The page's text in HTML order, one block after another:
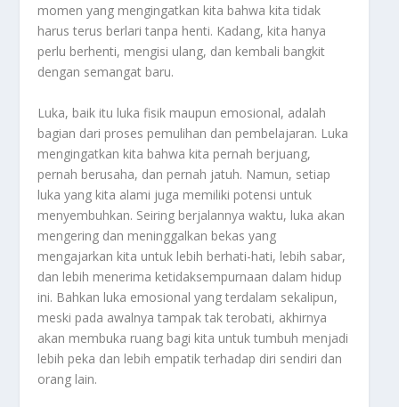
momen yang mengingatkan kita bahwa kita tidak
harus terus berlari tanpa henti. Kadang, kita hanya
perlu berhenti, mengisi ulang, dan kembali bangkit
dengan semangat baru.
Luka, baik itu luka fisik maupun emosional, adalah
bagian dari proses pemulihan dan pembelajaran. Luka
mengingatkan kita bahwa kita pernah berjuang,
pernah berusaha, dan pernah jatuh. Namun, setiap
luka yang kita alami juga memiliki potensi untuk
menyembuhkan. Seiring berjalannya waktu, luka akan
mengering dan meninggalkan bekas yang
mengajarkan kita untuk lebih berhati-hati, lebih sabar,
dan lebih menerima ketidaksempurnaan dalam hidup
ini. Bahkan luka emosional yang terdalam sekalipun,
meski pada awalnya tampak tak terobati, akhirnya
akan membuka ruang bagi kita untuk tumbuh menjadi
lebih peka dan lebih empatik terhadap diri sendiri dan
orang lain.